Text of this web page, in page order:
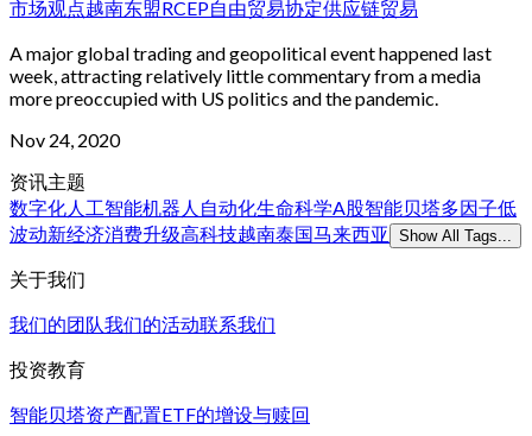
市场观点越南东盟RCEP自由贸易协定供应链贸易
A major global trading and geopolitical event happened last
week, attracting relatively little commentary from a media
more preoccupied with US politics and the pandemic.
Nov 24, 2020
资讯主题
数字化 人工智能机器人 自动化生命科学A股智能贝塔多因子低
波动新经济消费升级高科技越南泰国马来西亚 Show All Tags...
关于我们
我们的团队我们的活动联系我们
投资教育
智能贝塔资产配置ETF的增设与赎回